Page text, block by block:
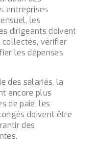
entreprises
les
dirigeants doivent
vérifier
les dépenses
des salariés, la
encore plus
de paie, les
doivent être
des